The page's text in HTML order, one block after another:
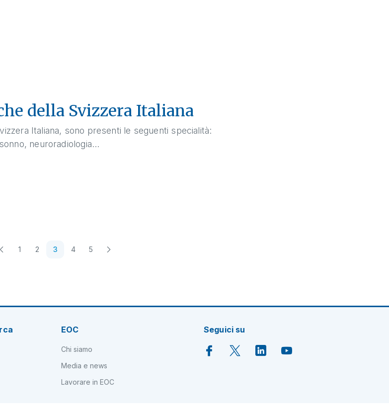
della Svizzera Italiana
Italiana, sono presenti le seguenti specialità:
neuroradiologia...
1 2 3 4 5
EOC
Chi siamo
Media e news
Lavorare in EOC
Seguici su